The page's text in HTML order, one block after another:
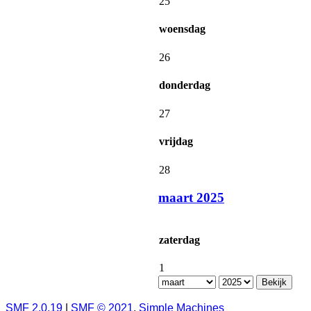
woensdag
26
donderdag
27
vrijdag
28
maart 2025
zaterdag
1
SMF 2.0.19 SMF © 2021, Simple Machines